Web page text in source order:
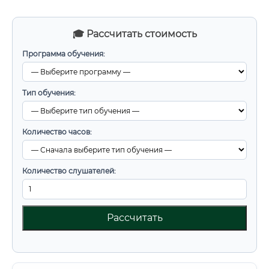
🎓 Рассчитать стоимость
Программа обучения:
Тип обучения:
Количество часов:
Количество слушателей:
Рассчитать